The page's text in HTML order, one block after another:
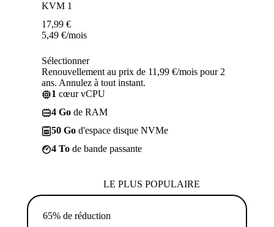
KVM 1
17,99 €
5,49 €/mois
Sélectionner
Renouvellement au prix de 11,99 €/mois pour 2
ans. Annulez à tout instant.
1 cœur vCPU
4 Go de RAM
50 Go d'espace disque NVMe
4 To de bande passante
LE PLUS POPULAIRE
65% de réduction